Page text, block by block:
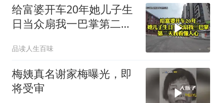
给富婆开车20年她儿子生
日当众扇我一巴掌第二天
品读人生百味
梅姨真名谢家梅曝光，即
将受审